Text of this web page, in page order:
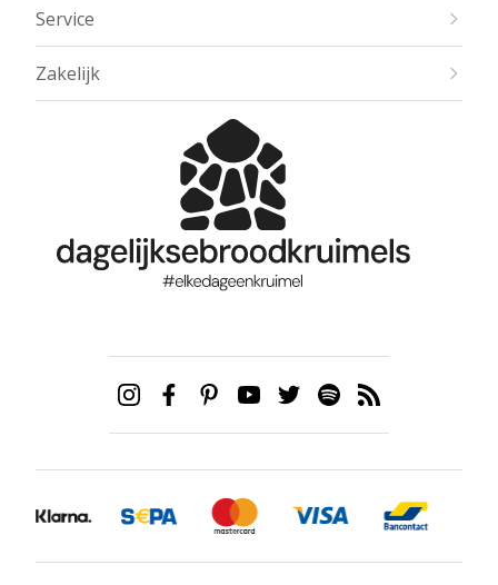
Service
Zakelijk